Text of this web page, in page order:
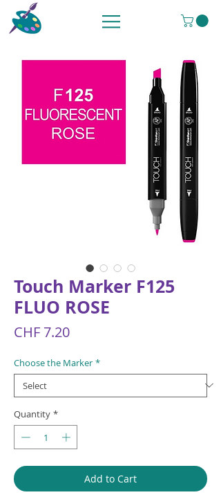
Touch Marker F125
FLUO ROSE
CHF 7.20Price
Choose the Marker *
Quantity *
Add to Cart